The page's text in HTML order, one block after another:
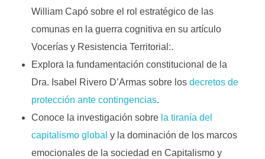
William Capó sobre el rol estratégico de las
comunas en la guerra cognitiva en su artículo
Vocerías y Resistencia Territorial:.
Explora la fundamentación constitucional de la
Dra. Isabel Rivero D’Armas sobre los decretos de
protección ante contingencias.
Conoce la investigación sobre la tiranía del
capitalismo global y la dominación de los marcos
emocionales de la sociedad en Capitalismo y